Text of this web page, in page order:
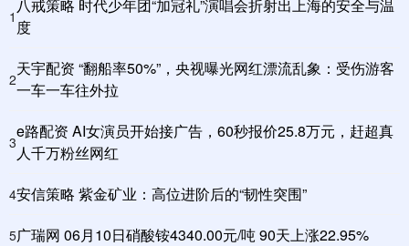
1
八戒策略 时代少年团“加冠礼”演唱会折射出上海的安全与温
度
2
天宇配资 “翻船率50%”，央视曝光网红漂流乱象：受伤游客
一车一车往外拉
3
e路配资 AI女演员开始接广告，60秒报价25.8万元，赶超真
人千万粉丝网红
4安信策略 紫金矿业：高位进阶后的“韧性突围”
5广瑞网 06月10日硝酸铵4340.00元/吨 90天上涨22.95%